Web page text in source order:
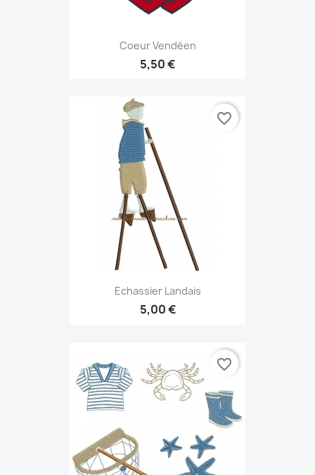
Coeur Vendéen
5,50 €
Echassier Landais
5,00 €
favorite_border
favorite_border